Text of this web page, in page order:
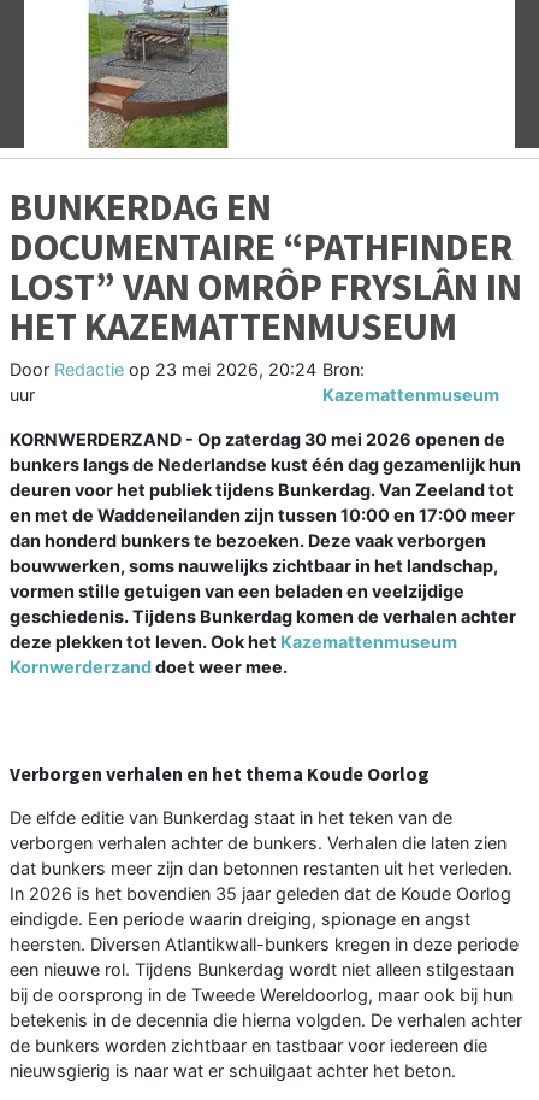
BUNKERDAG EN
DOCUMENTAIRE “PATHFINDER
LOST” VAN OMRÔP FRYSLÂN IN
HET KAZEMATTENMUSEUM
Door Redactie op 23 mei 2026, 20:24
uur
Bron:
Kazemattenmuseum
KORNWERDERZAND - Op zaterdag 30 mei 2026 openen de
bunkers langs de Nederlandse kust één dag gezamenlijk hun
deuren voor het publiek tijdens Bunkerdag. Van Zeeland tot
en met de Waddeneilanden zijn tussen 10:00 en 17:00 meer
dan honderd bunkers te bezoeken. Deze vaak verborgen
bouwwerken, soms nauwelijks zichtbaar in het landschap,
vormen stille getuigen van een beladen en veelzijdige
geschiedenis. Tijdens Bunkerdag komen de verhalen achter
deze plekken tot leven. Ook het Kazemattenmuseum
Kornwerderzanddoet weer mee.
Verborgen verhalen en het thema Koude Oorlog
De elfde editie van Bunkerdag staat in het teken van de
verborgen verhalen achter de bunkers. Verhalen die laten zien
dat bunkers meer zijn dan betonnen restanten uit het verleden.
In 2026 is het bovendien 35 jaar geleden dat de Koude Oorlog
eindigde. Een periode waarin dreiging, spionage en angst
heersten. Diversen Atlantikwall-bunkers kregen in deze periode
een nieuwe rol. Tijdens Bunkerdag wordt niet alleen stilgestaan
bij de oorsprong in de Tweede Wereldoorlog, maar ook bij hun
betekenis in de decennia die hierna volgden. De verhalen achter
de bunkers worden zichtbaar en tastbaar voor iedereen die
nieuwsgierig is naar wat er schuilgaat achter het beton.